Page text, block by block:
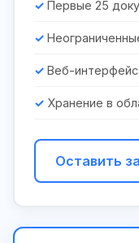
Первые 25
Веб-интерфейс
Хранение в
Оставить